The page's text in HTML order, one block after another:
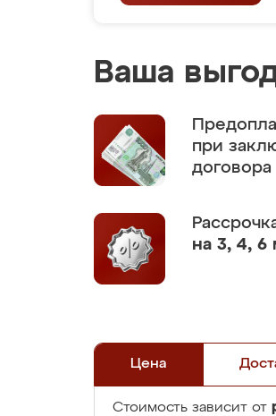
Ваша
при
договора
на 3, 4, 6
Цена
Стоимость зависит от